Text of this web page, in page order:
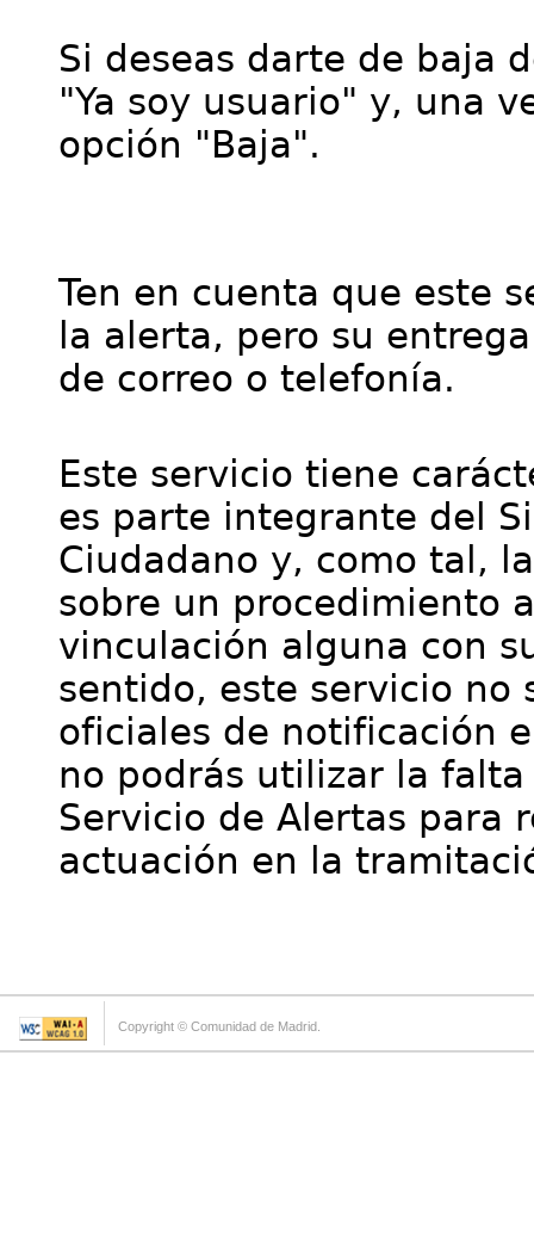
Si deseas darte de baja
"Ya soy usuario" y, una
opción "Baja".
Ten en cuenta que este
la alerta, pero su
de correo o telefonía.
Este servicio tiene
es parte integrante del
Ciudadano y, como tal,
sobre un procedimiento
vinculación alguna con
sentido, este servicio no
oficiales de notificación
no podrás utilizar la
Servicio de Alertas para
actuación en la
Copyright © Comunidad de Madrid.